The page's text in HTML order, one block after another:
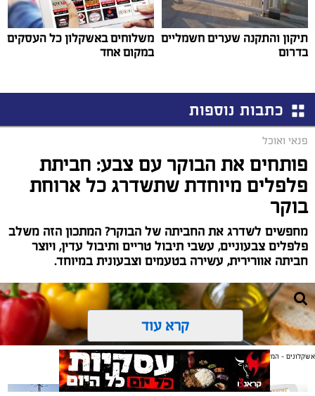
תיקון והתקנה שערים חשמליים
בדרום
משלוחים באשקלון כל העסקים
במקום אחד
כתבות נוספות
פנאי ואוכל
פותחים את הבוקר עם צבע: חביתת
פלפלים מיוחדת שתשדרג כל ארוחת
בוקר
מחפשים לשדרג את החביתה של הבוקר? המתכון הזה משלב
פלפלים צבעוניים, עשבי תיבול טריים ותיבול עדין, ויוצר
חביתה אוורירית, עשירה בטעמים וצבעונית במיוחד.
קרא עוד
אשקלונים - המקומון היומי של אשקלון באינטרנט
אולי יעניין אותך גם